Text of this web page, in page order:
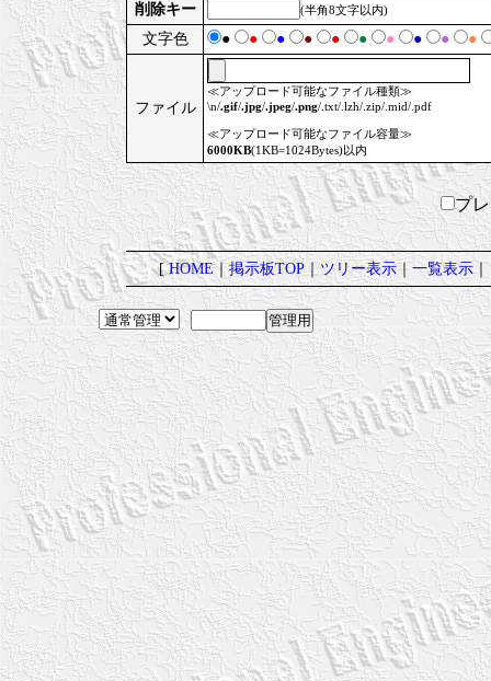
削除キー
(半角8文字以内)
文字色 ● ● ● ● ● ● ● ● ● ●
ファイル
≪アップロード可能なファイル種類≫
\n/.gif/.jpg/.jpeg/.png/.txt/.lzh/.zip/.mid/.pdf
≪アップロード可能なファイル容量≫
6000KB(1KB=1024Bytes)以内
プ
[HOME｜掲示板TOP｜ツリー表示｜一覧表示｜